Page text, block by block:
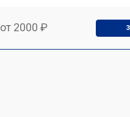
от 2000 ₽